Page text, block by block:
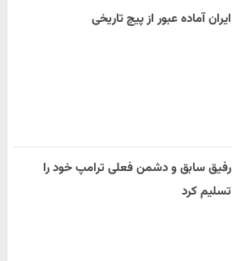
ایران آماده عبور از پیچ تاریخی
رفیق سابق و دشمن فعلی ترامپ خود را
تسلیم کرد